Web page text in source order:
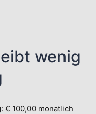
wenig
€ 100,00 monatlich